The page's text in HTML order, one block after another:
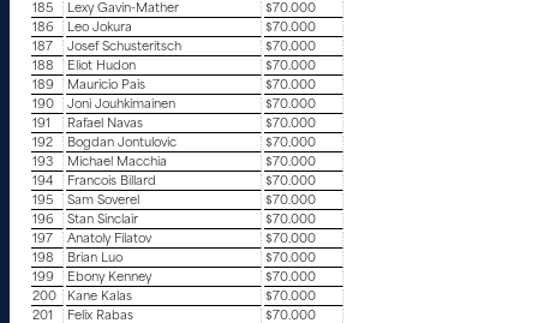
185
Lexy Gavin-Mather
$70.000
186
Leo Jokura
$70.000
187
Josef Schusteritsch
$70.000
188
Eliot Hudon
$70.000
189
Mauricio Pais
$70.000
190
Joni Jouhkimainen
$70.000
191
Rafael Navas
$70.000
192
Bogdan Jontulovic
$70.000
193
Michael Macchia
$70.000
194
Francois Billard
$70.000
195
Sam Soverel
$70.000
196
Stan Sinclair
$70.000
197
Anatoly Filatov
$70.000
198
Brian Luo
$70.000
199
Ebony Kenney
$70.000
200
Kane Kalas
$70.000
201
Felix Rabas
$70.000